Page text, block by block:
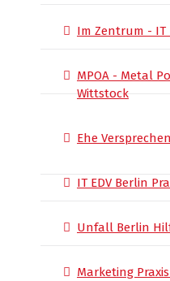
Im Zentrum - IT
MPOA - Metal
Wittstock
Ehe Versprechen
IT EDV Berlin
Unfall Berlin
Marketing